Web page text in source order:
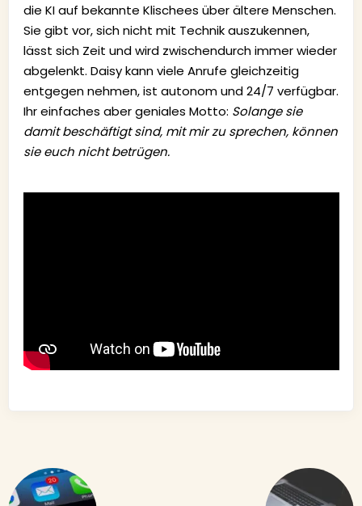
die KI auf bekannte Klischees über ältere Menschen.
Sie gibt vor, sich nicht mit Technik auszukennen,
lässt sich Zeit und wird zwischendurch immer wieder
abgelenkt. Daisy kann viele Anrufe gleichzeitig
entgegen nehmen, ist autonom und 24/7 verfügbar.
Ihr einfaches aber geniales Motto: Solange sie
damit beschäftigt sind, mit mir zu sprechen, können
sie euch nicht betrügen.